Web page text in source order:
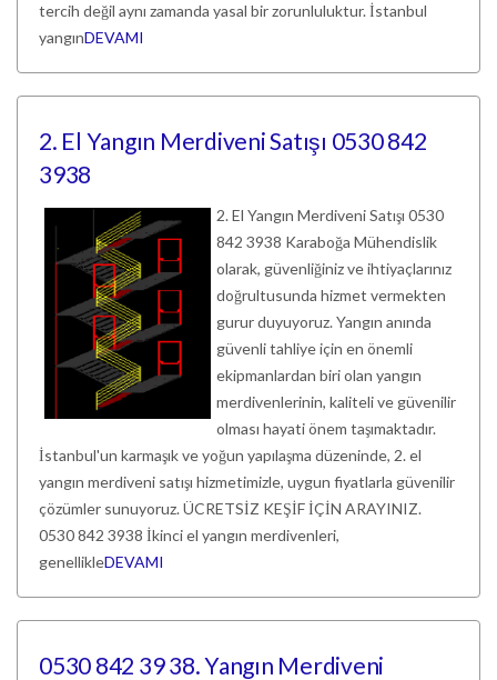
tercih değil aynı zamanda yasal bir zorunluluktur. İstanbul
yangınDEVAMI
2. El Yangın Merdiveni Satışı 0530 842
3938
2. El Yangın Merdiveni Satışı 0530
842 3938 Karaboğa Mühendislik
olarak, güvenliğiniz ve ihtiyaçlarınız
doğrultusunda hizmet vermekten
gurur duyuyoruz. Yangın anında
güvenli tahliye için en önemli
ekipmanlardan biri olan yangın
merdivenlerinin, kaliteli ve güvenilir
olması hayati önem taşımaktadır.
İstanbul'un karmaşık ve yoğun yapılaşma düzeninde, 2. el
yangın merdiveni satışı hizmetimizle, uygun fiyatlarla güvenilir
çözümler sunuyoruz. ÜCRETSİZ KEŞİF İÇİN ARAYINIZ.
0530 842 3938 İkinci el yangın merdivenleri,
genellikleDEVAMI
0530 842 39 38. Yangın Merdiveni